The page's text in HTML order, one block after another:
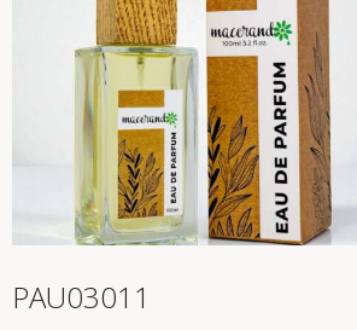
PAU03011